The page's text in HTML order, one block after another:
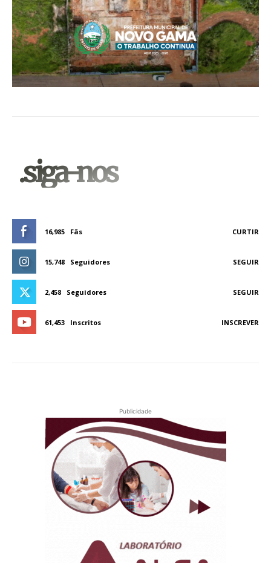
.siga-nos
16,985 Fãs CURTIR
15,748 Seguidores SEGUIR
2,458 Seguidores SEGUIR
61,453 Inscritos INSCREVER
Publicidade